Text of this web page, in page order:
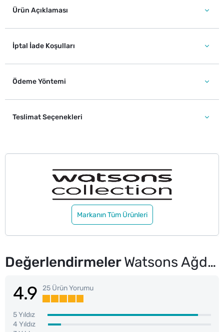
Ürün Açıklaması
İptal İade Koşulları
Ödeme Yöntemi
Teslimat Seçenekleri
Markanın Tüm Ürünleri
DeğerlendirmelerWatsons Ağda Bezi Rulo 10 M
4.9 25 Ürün Yorumu
5 Yıldız
4 Yıldız